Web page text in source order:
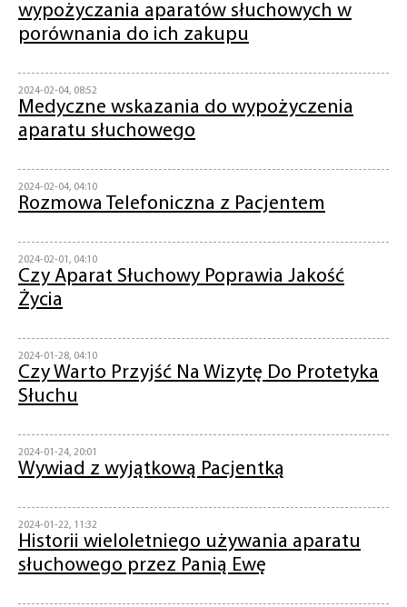
wypożyczania aparatów słuchowych w
porównania do ich zakupu
2024-02-04, 08:52
Medyczne wskazania do wypożyczenia
aparatu słuchowego
2024-02-04, 04:10
Rozmowa Telefoniczna z Pacjentem
2024-02-01, 04:10
Czy Aparat Słuchowy Poprawia Jakość
Życia
2024-01-28, 04:10
Czy Warto Przyjść Na Wizytę Do Protetyka
Słuchu
2024-01-24, 20:01
Wywiad z wyjątkową Pacjentką
2024-01-22, 11:32
Historii wieloletniego używania aparatu
słuchowego przez Panią Ewę